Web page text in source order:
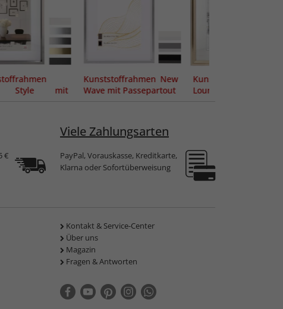
Style mit
Kunststoffrahmen New
Wave mit Passepartout
Kunststoffrahmen
Lounge
€
Viele Zahlungsarten
PayPal, Vorauskasse, Kreditkarte,
Klarna oder Sofortüberweisung
Kontakt & Service-Center
Über uns
Magazin
Fragen & Antworten